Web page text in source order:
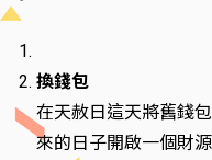
換錢包
在天赦日這天將舊錢
來的日子開啟一個財